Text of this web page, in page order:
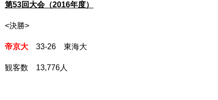
第53回大会（2016年度）
<決勝>
帝京大 33-26 東海大
観客数 13,776人